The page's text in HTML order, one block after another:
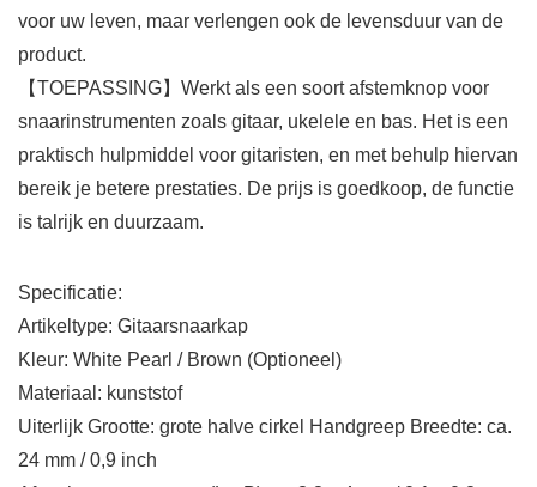
voor uw leven, maar verlengen ook de levensduur van de
product.
【TOEPASSING】Werkt als een soort afstemknop voor
snaarinstrumenten zoals gitaar, ukelele en bas. Het is een
praktisch hulpmiddel voor gitaristen, en met behulp hiervan
bereik je betere prestaties. De prijs is goedkoop, de functie
is talrijk en duurzaam.
Specificatie:
Artikeltype: Gitaarsnaarkap
Kleur: White Pearl / Brown (Optioneel)
Materiaal: kunststof
Uiterlijk Grootte: grote halve cirkel Handgreep Breedte: ca.
24 mm / 0,9 inch